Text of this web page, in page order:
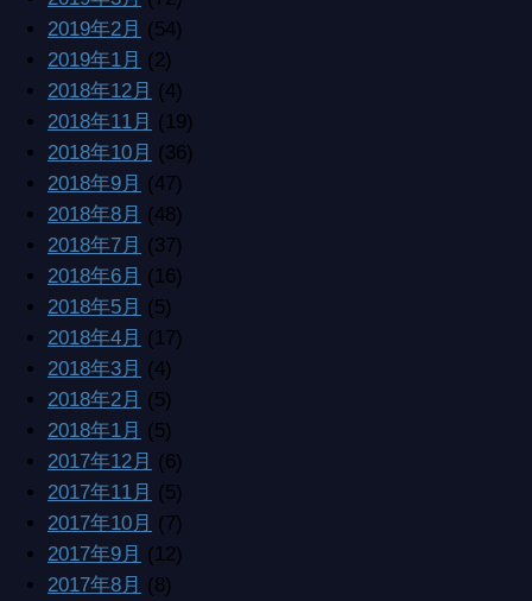
2019年2月 (54)
2019年1月 (2)
2018年12月 (4)
2018年11月 (19)
2018年10月 (36)
2018年9月 (47)
2018年8月 (48)
2018年7月 (37)
2018年6月 (16)
2018年5月 (5)
2018年4月 (17)
2018年3月 (4)
2018年2月 (5)
2018年1月 (5)
2017年12月 (6)
2017年11月 (5)
2017年10月 (7)
2017年9月 (12)
2017年8月 (8)